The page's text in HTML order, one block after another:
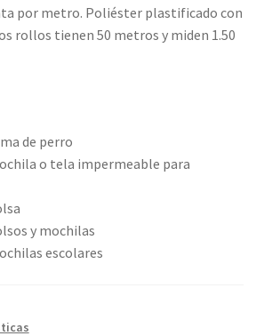
por metro. Poliéster plastificado con
rollos tienen 50 metros y miden 1.50
de perro
o tela impermeable para
y mochilas
escolares